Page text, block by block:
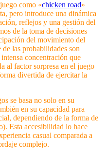
como «chicken road»
pero introduce una dinámica
reflejos y una gestión del
de la toma de decisiones
del movimiento del
las probabilidades son
concentración que
al factor sorpresa en el juego
divertida de ejercitar la
se basa no solo en su
en su capacidad para
dependiendo de la forma de
Esta accesibilidad lo hace
casual comparada a
complejo.